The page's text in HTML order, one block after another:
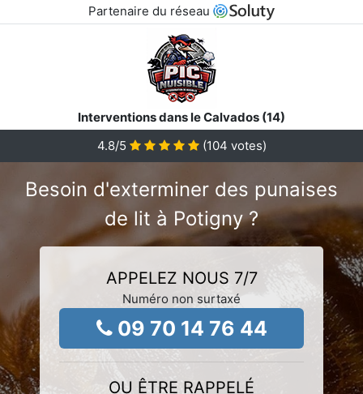
Partenaire du réseau
Interventions dans le Calvados (14)
4.8/5 (104 votes)
Besoin d'exterminer des punaises
de lit à Potigny ?
APPELEZ NOUS 7/7
Numéro non surtaxé
09 70 14 76 44
OU ÊTRE RAPPELÉ